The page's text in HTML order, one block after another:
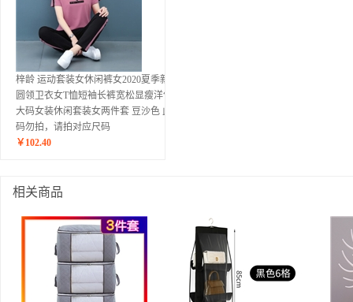
梓龄 运动套装女休闲裤女2020夏季新款
圆领卫衣女T恤短袖长裤宽松显瘦洋气
大码女装休闲套装女两件套 豆沙色 此
码勿拍，请拍对应尺码
￥ 102.40